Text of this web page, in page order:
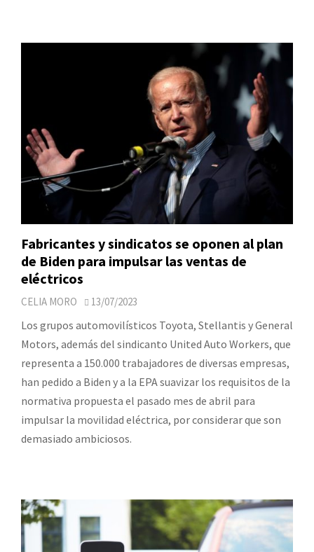
Fabricantes y sindicatos se oponen al plan
de Biden para impulsar las ventas de
eléctricos
CELIA MORO 13/07/2023
Los grupos automovilísticos Toyota, Stellantis y General
Motors, además del sindicanto United Auto Workers, que
representa a 150.000 trabajadores de diversas empresas,
han pedido a Biden y a la EPA suavizar los requisitos de la
normativa propuesta el pasado mes de abril para
impulsar la movilidad eléctrica, por considerar que son
demasiado ambiciosos.